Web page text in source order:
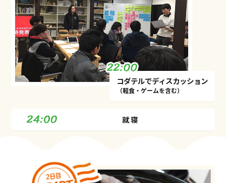
コダテルでディスカッション
（軽⾷・ゲームを含む）
就 寝